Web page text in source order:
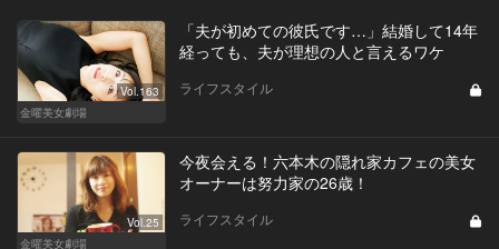
Vol.163
金曜美女劇場
「夫が初めての彼氏です…」結婚して14年
経っても、夫が理想の人と言えるワケ
ライフスタイル
Vol.25
金曜美女劇場
今夜会える！六本木の隠れ家カフェの美女
オーナーは努力家の26歳！
ライフスタイル